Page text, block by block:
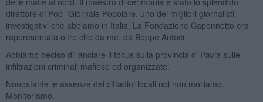
direttore di Pop- Giornale Popolare, uno dei migliori giornalisti
investigativi che abbiamo in Italia. La Fondazione Caponnetto era
rappresentata oltre che da me, da Beppe Antoci.
Abbiamo deciso di lanciare il focus sulla provincia di Pavia sulle
infiltrazioni criminali mafiose ed organizzate.
Nonostante le assenze dei cittadini locali noi non molliamo...
Monitoriamo.